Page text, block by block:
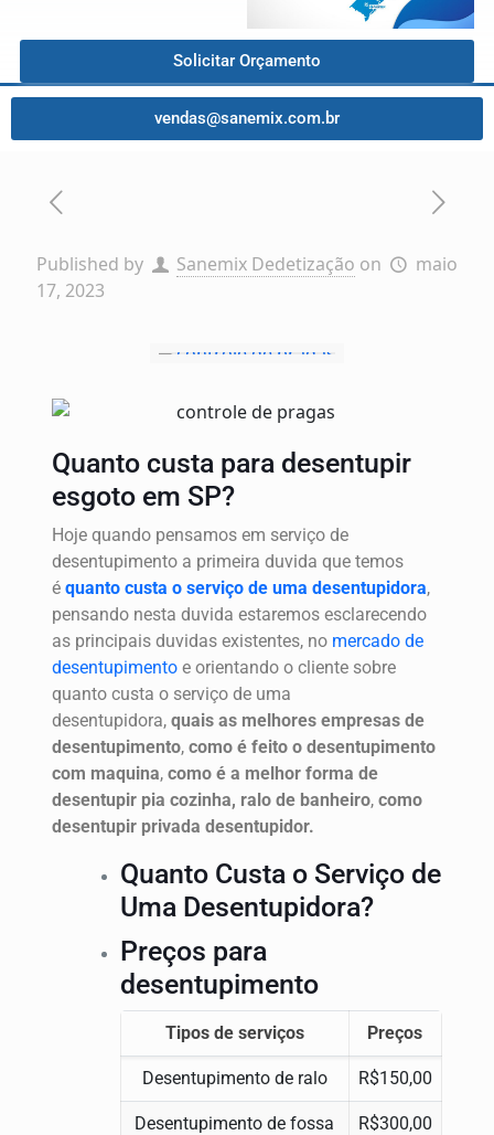
Solicitar Orçamento
vendas@sanemix.com.br
Published by Sanemix Dedetização on
maio
17, 2023
Quanto custa para desentupir
esgoto em SP?
Hoje quando pensamos em serviço de
desentupimento a primeira duvida que temos
é quanto custa o serviço de uma desentupidora,
pensando nesta duvida estaremos esclarecendo
as principais duvidas existentes, no mercado de
desentupimentoe orientando o cliente sobre
quanto custa o serviço de uma
desentupidora, quais as melhores empresas de
desentupimento, como é feito o desentupimento
com maquina, como é a melhor forma de
desentupir pia cozinha, ralo de banheiro, como
desentupir privada desentupidor.
Quanto Custa o Serviço de
Uma Desentupidora?
Preços para
desentupimento
Tipos de serviços Preços
Desentupimento de ralo R$150,00
Desentupimento de fossa R$300,00